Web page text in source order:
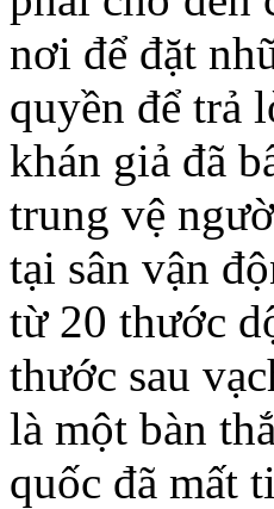
nơi để đặt
quyền để trả
khán giả đã
trung vệ
tại sân vận
từ 20 thước
thước sau
là một bàn
quốc đã mất